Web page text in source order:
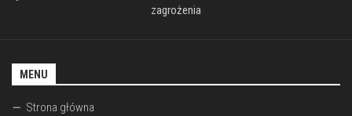
zagrożenia
MENU
Strona główna